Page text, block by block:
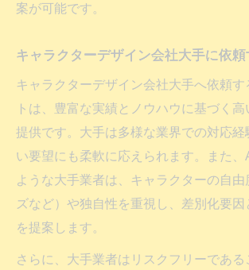
案が可能です。
キャラクターデザイン会社大手に依頼
キャラクターデザイン会社大手へ依頼す
トは、豊富な実績とノウハウに基づく
提供です。大手は多様な業界での対応経
い要望にも柔軟に応えられます。また、
ような大手業者は、キャラクターの自
ズなど）や独自性を重視し、差別化要
を提案します。
さらに、大手業者はリスクフリーであ